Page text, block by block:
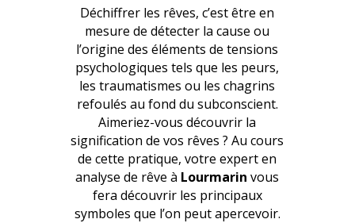
Déchiffrer les rêves, c’est être en
mesure de détecter la cause ou
l’origine des éléments de tensions
psychologiques tels que les peurs,
les traumatismes ou les chagrins
refoulés au fond du subconscient.
Aimeriez-vous découvrir la
signification de vos rêves ? Au cours
de cette pratique, votre expert en
analyse de rêve à Lourmarin vous
fera découvrir les principaux
symboles que l’on peut apercevoir.